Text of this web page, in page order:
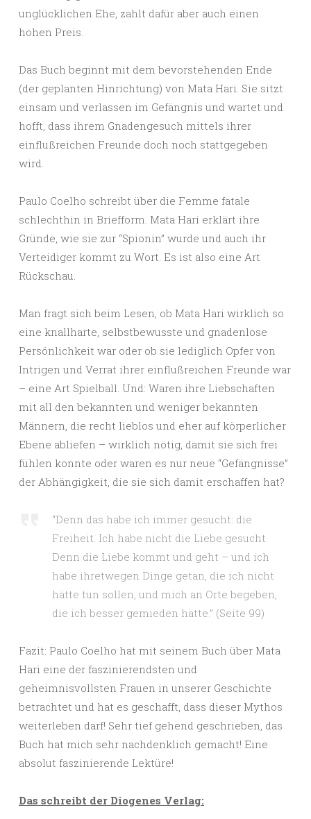
unglücklichen Ehe, zahlt dafür aber auch einen
hohen Preis.
Das Buch beginnt mit dem bevorstehenden Ende
(der geplanten Hinrichtung) von Mata Hari. Sie sitzt
einsam und verlassen im Gefängnis und wartet und
hofft, dass ihrem Gnadengesuch mittels ihrer
einflußreichen Freunde doch noch stattgegeben
wird.
Paulo Coelho schreibt über die Femme fatale
schlechthin in Briefform. Mata Hari erklärt ihre
Gründe, wie sie zur “Spionin” wurde und auch ihr
Verteidiger kommt zu Wort. Es ist also eine Art
Rückschau.
Man fragt sich beim Lesen, ob Mata Hari wirklich so
eine knallharte, selbstbewusste und gnadenlose
Persönlichkeit war oder ob sie lediglich Opfer von
Intrigen und Verrat ihrer einflußreichen Freunde war
– eine Art Spielball. Und: Waren ihre Liebschaften
mit all den bekannten und weniger bekannten
Männern, die recht lieblos und eher auf körperlicher
Ebene abliefen – wirklich nötig, damit sie sich frei
fühlen konnte oder waren es nur neue “Gefängnisse”
der Abhängigkeit, die sie sich damit erschaffen hat?
“Denn das habe ich immer gesucht: die
Freiheit. Ich habe nicht die Liebe gesucht.
Denn die Liebe kommt und geht – und ich
habe ihretwegen Dinge getan, die ich nicht
hätte tun sollen, und mich an Orte begeben,
die ich besser gemieden hätte.” (Seite 99)
Fazit: Paulo Coelho hat mit seinem Buch über Mata
Hari eine der faszinierendsten und
geheimnisvollsten Frauen in unserer Geschichte
betrachtet und hat es geschafft, dass dieser Mythos
weiterleben darf! Sehr tief gehend geschrieben, das
Buch hat mich sehr nachdenklich gemacht! Eine
absolut faszinierende Lektüre!
Das schreibt der Diogenes Verlag: